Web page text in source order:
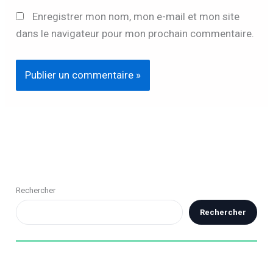
Enregistrer mon nom, mon e-mail et mon site
dans le navigateur pour mon prochain commentaire.
Rechercher
Rechercher